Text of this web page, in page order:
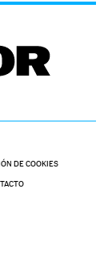
DE COOKIES